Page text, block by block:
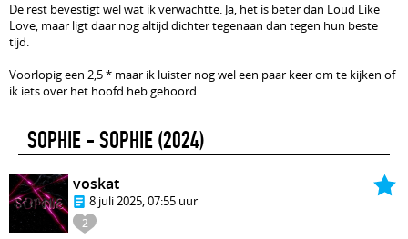
De rest bevestigt wel wat ik verwachtte. Ja, het is beter dan Loud Like
Love, maar ligt daar nog altijd dichter tegenaan dan tegen hun beste
tijd.
Voorlopig een 2,5 * maar ik luister nog wel een paar keer om te kijken of
ik iets over het hoofd heb gehoord.
SOPHIE - SOPHIE(2024)
2
voskat
8 juli 2025, 07:55 uur